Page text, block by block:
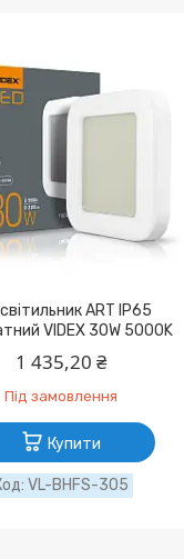
світильник ART IP65
VIDEX 30W 5000K
1 435,20 ₴
Під замовлення
Купити
VL-BHFS-305